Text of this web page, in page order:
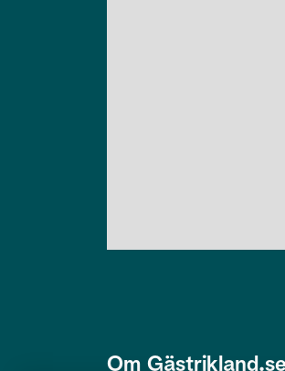
Om Gästrikland.se